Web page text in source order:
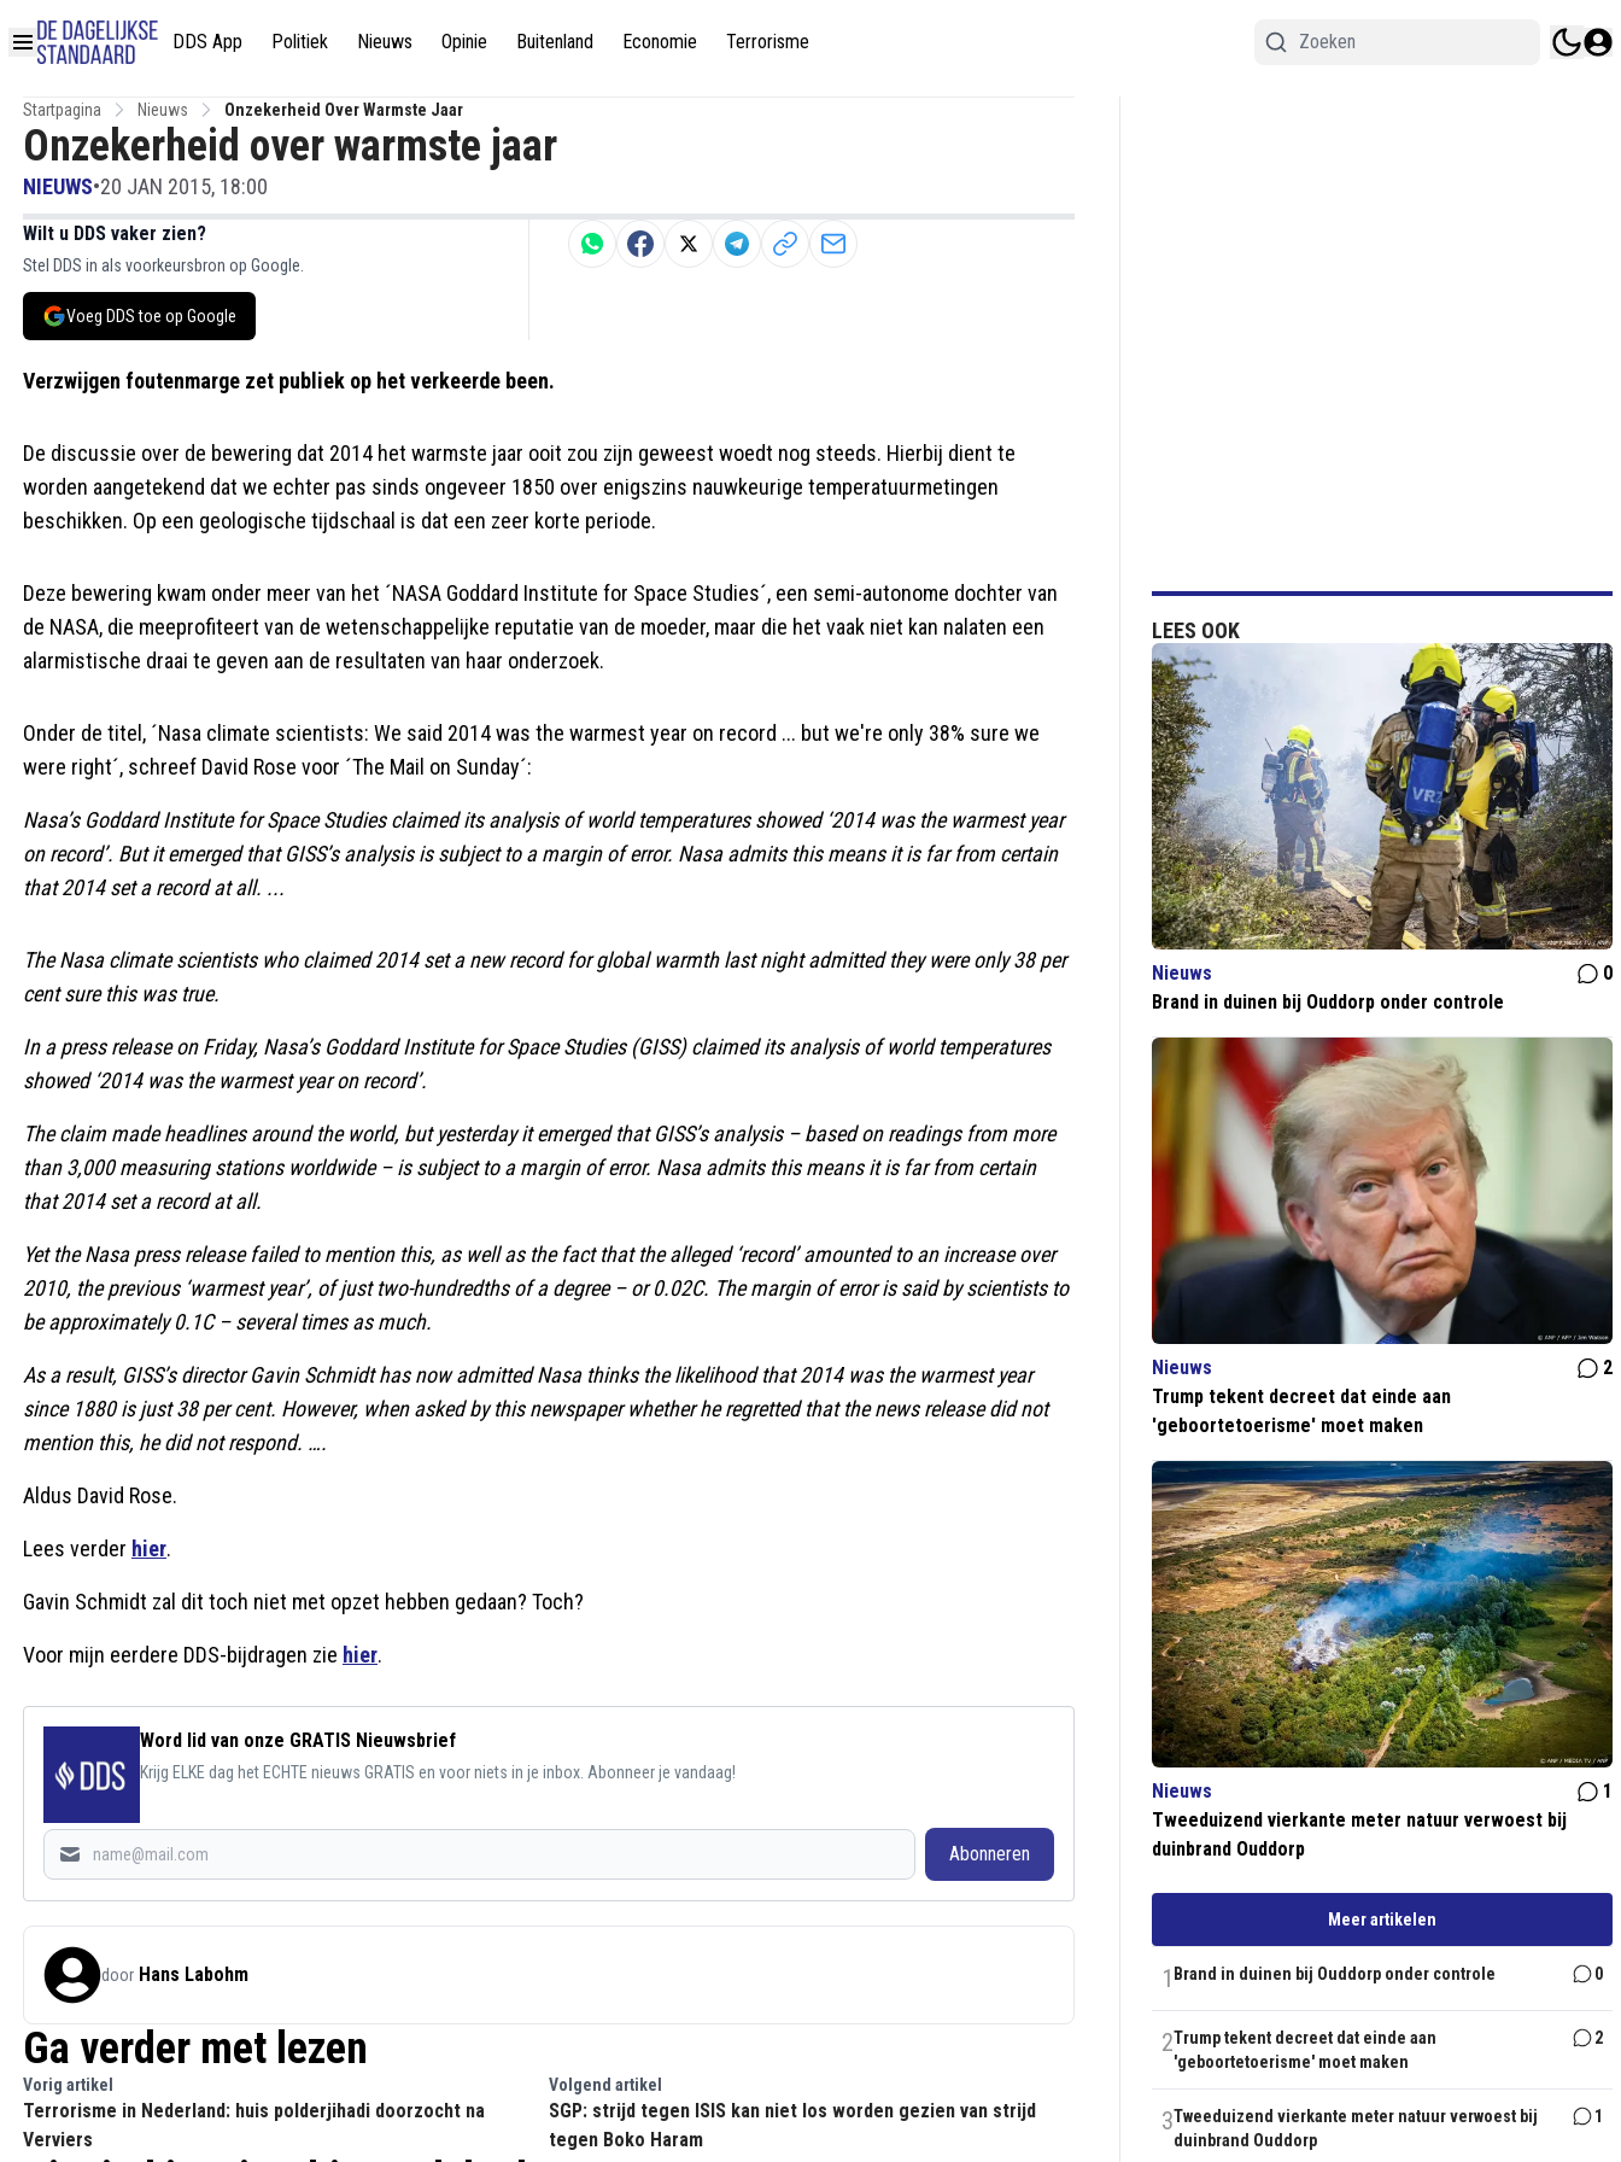
DDS App Politiek Nieuws Opinie Buitenland Economie Terrorisme
Startpagina Nieuws Onzekerheid Over Warmste Jaar
Onzekerheid over warmste jaar
NIEUWS•20 JAN 2015, 18:00
Wilt u DDS vaker zien?
Stel DDS in als voorkeursbron op Google.
Voeg DDS toe op Google
Verzwijgen foutenmarge zet publiek op het verkeerde been.
De discussie over de bewering dat 2014 het warmste jaar ooit zou zijn geweest woedt nog steeds. Hierbij dient te
worden aangetekend dat we echter pas sinds ongeveer 1850 over enigszins nauwkeurige temperatuurmetingen
beschikken. Op een geologische tijdschaal is dat een zeer korte periode.
Deze bewering kwam onder meer van het ´NASA Goddard Institute for Space Studies´, een semi-autonome dochter van
de NASA, die meeprofiteert van de wetenschappelijke reputatie van de moeder, maar die het vaak niet kan nalaten een
alarmistische draai te geven aan de resultaten van haar onderzoek.
Onder de titel, ´Nasa climate scientists: We said 2014 was the warmest year on record ... but we're only 38% sure we
were right´, schreef David Rose voor ´The Mail on Sunday´:
Nasa’s Goddard Institute for Space Studies claimed its analysis of world temperatures showed ‘2014 was the warmest year
on record’. But it emerged that GISS’s analysis is subject to a margin of error. Nasa admits this means it is far from certain
that 2014 set a record at all. ...
The Nasa climate scientists who claimed 2014 set a new record for global warmth last night admitted they were only 38 per
cent sure this was true.
In a press release on Friday, Nasa’s Goddard Institute for Space Studies (GISS) claimed its analysis of world temperatures
showed ‘2014 was the warmest year on record’.
The claim made headlines around the world, but yesterday it emerged that GISS’s analysis – based on readings from more
than 3,000 measuring stations worldwide – is subject to a margin of error. Nasa admits this means it is far from certain
that 2014 set a record at all.
Yet the Nasa press release failed to mention this, as well as the fact that the alleged ‘record’ amounted to an increase over
2010, the previous ‘warmest year’, of just two-hundredths of a degree – or 0.02C. The margin of error is said by scientists to
be approximately 0.1C – several times as much.
As a result, GISS’s director Gavin Schmidt has now admitted Nasa thinks the likelihood that 2014 was the warmest year
since 1880 is just 38 per cent. However, when asked by this newspaper whether he regretted that the news release did not
mention this, he did not respond. ….
Aldus David Rose.
Lees verder hier.
Gavin Schmidt zal dit toch niet met opzet hebben gedaan? Toch?
Voor mijn eerdere DDS-bijdragen zie hier.
Word lid van onze GRATIS Nieuwsbrief
Krijg ELKE dag het ECHTE nieuws GRATIS en voor niets in je inbox. Abonneer je vandaag!
Abonneren
door Hans Labohm
Ga verder met lezen
Vorig artikel
Terrorisme in Nederland: huis polderjihadi doorzocht na
Verviers
Volgend artikel
SGP: strijd tegen ISIS kan niet los worden gezien van strijd
tegen Boko Haram
LEES OOK
Nieuws
0
Brand in duinen bij Ouddorp onder controle
Nieuws
2
Trump tekent decreet dat einde aan
'geboortetoerisme' moet maken
Nieuws
1
Tweeduizend vierkante meter natuur verwoest bij
duinbrand Ouddorp
Meer artikelen
1 Brand in duinen bij Ouddorp onder controle 0
2Trump tekent decreet dat einde aan
'geboortetoerisme' moet maken
2
3Tweeduizend vierkante meter natuur verwoest bij
duinbrand Ouddorp
1